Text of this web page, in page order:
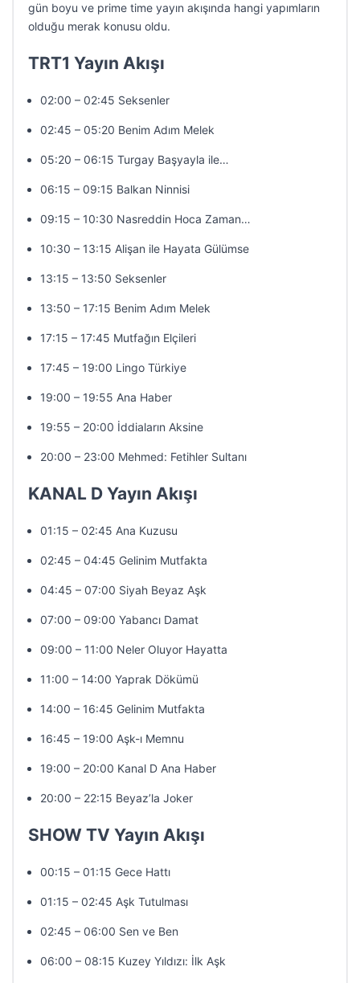
gün boyu ve prime time yayın akışında hangi yapımların
olduğu merak konusu oldu.
TRT1 Yayın Akışı
02:00 – 02:45 Seksenler
02:45 – 05:20 Benim Adım Melek
05:20 – 06:15 Turgay Başyayla ile…
06:15 – 09:15 Balkan Ninnisi
09:15 – 10:30 Nasreddin Hoca Zaman…
10:30 – 13:15 Alişan ile Hayata Gülümse
13:15 – 13:50 Seksenler
13:50 – 17:15 Benim Adım Melek
17:15 – 17:45 Mutfağın Elçileri
17:45 – 19:00 Lingo Türkiye
19:00 – 19:55 Ana Haber
19:55 – 20:00 İddiaların Aksine
20:00 – 23:00 Mehmed: Fetihler Sultanı
KANAL D Yayın Akışı
01:15 – 02:45 Ana Kuzusu
02:45 – 04:45 Gelinim Mutfakta
04:45 – 07:00 Siyah Beyaz Aşk
07:00 – 09:00 Yabancı Damat
09:00 – 11:00 Neler Oluyor Hayatta
11:00 – 14:00 Yaprak Dökümü
14:00 – 16:45 Gelinim Mutfakta
16:45 – 19:00 Aşk-ı Memnu
19:00 – 20:00 Kanal D Ana Haber
20:00 – 22:15 Beyaz’la Joker
SHOW TV Yayın Akışı
00:15 – 01:15 Gece Hattı
01:15 – 02:45 Aşk Tutulması
02:45 – 06:00 Sen ve Ben
06:00 – 08:15 Kuzey Yıldızı: İlk Aşk